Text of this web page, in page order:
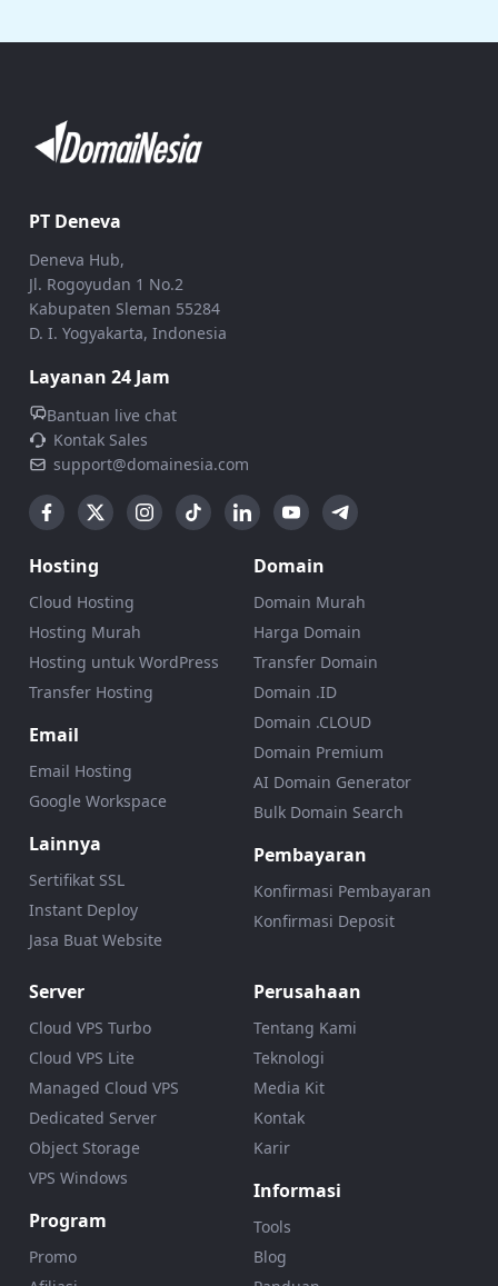
PT Deneva
Deneva Hub,
Jl. Rogoyudan 1 No.2
Kabupaten Sleman 55284
D. I. Yogyakarta, Indonesia
Layanan 24 Jam
Bantuan live chat
Kontak Sales
support@domainesia.com
Hosting
Cloud Hosting
Hosting Murah
Hosting untuk WordPress
Transfer Hosting
Email
Email Hosting
Google Workspace
Lainnya
Sertifikat SSL
Instant Deploy
Jasa Buat Website
Domain
Domain Murah
Harga Domain
Transfer Domain
Domain .ID
Domain .CLOUD
Domain Premium
AI Domain Generator
Bulk Domain Search
Pembayaran
Konfirmasi Pembayaran
Konfirmasi Deposit
Server
Cloud VPS Turbo
Cloud VPS Lite
Managed Cloud VPS
Dedicated Server
Object Storage
VPS Windows
Program
Promo
Perusahaan
Tentang Kami
Teknologi
Media Kit
Kontak
Karir
Informasi
Tools
Blog